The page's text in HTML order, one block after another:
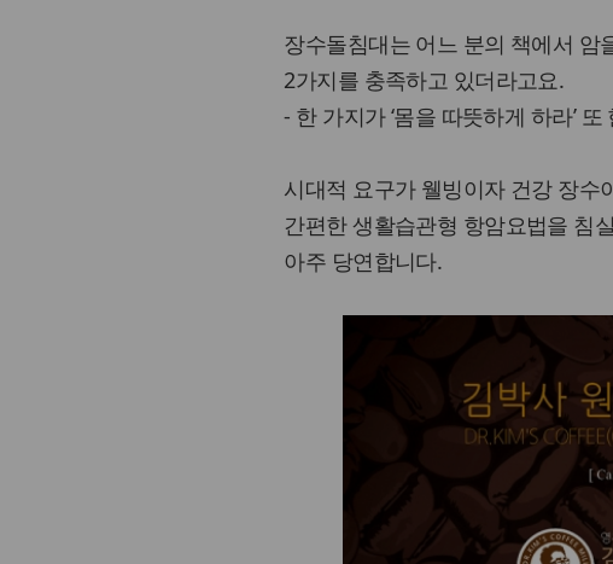
장수돌침대는 어느 분의 책에서 암
2가지를 충족하고 있더라고요.
- 한 가지가 ‘몸을 따뜻하게 하라’
시대적 요구가 웰빙이자 건강 장수
간편한 생활습관형 항암요법을 침
아주 당연합니다.